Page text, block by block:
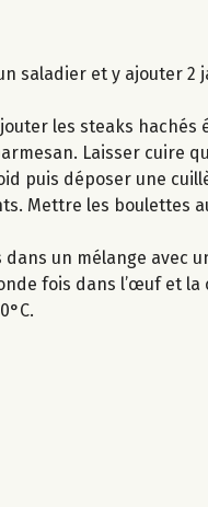
saladier et y ajouter 2
les steaks hachés
Laisser cuire
puis déposer une
Mettre les boulettes
un mélange avec
fois dans l’œuf et la